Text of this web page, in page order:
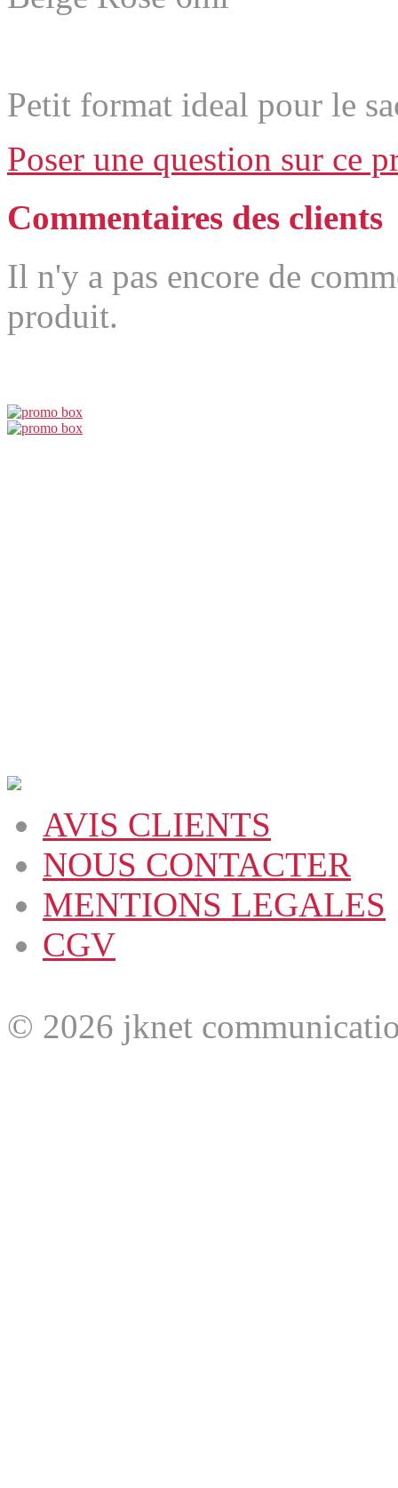
Petit format ideal pour le
Poser une question sur ce
Commentaires des clients
Il n'y a pas encore de
produit.
AVIS CLIENTS
NOUS CONTACTER
MENTIONS LEGALES
CGV
© 2026 jknet